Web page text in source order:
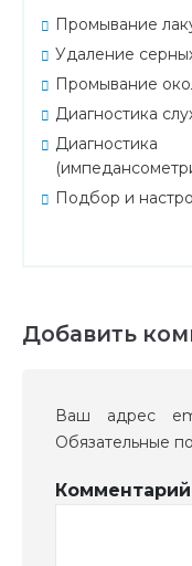
Промывание
Удаление
Промывание
Диагностика
Подбор и
Добавить
Ваш адрес
Обязательные
Комментарий